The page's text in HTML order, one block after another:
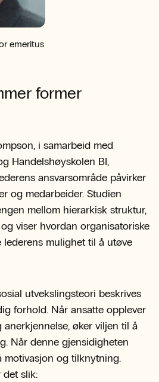
emeritus
former
i samarbeid med
Handelshøyskolen BI,
ansvarsområde påvirker
og medarbeider. Studien
mellom hierarkisk struktur,
viser hvordan organisatoriske
lederens mulighet til å utøve
utvekslingsteori beskrives
forhold. Når ansatte opplever
øker viljen til å
Når denne gjensidigheten
motivasjon og tilknytning.
slik: